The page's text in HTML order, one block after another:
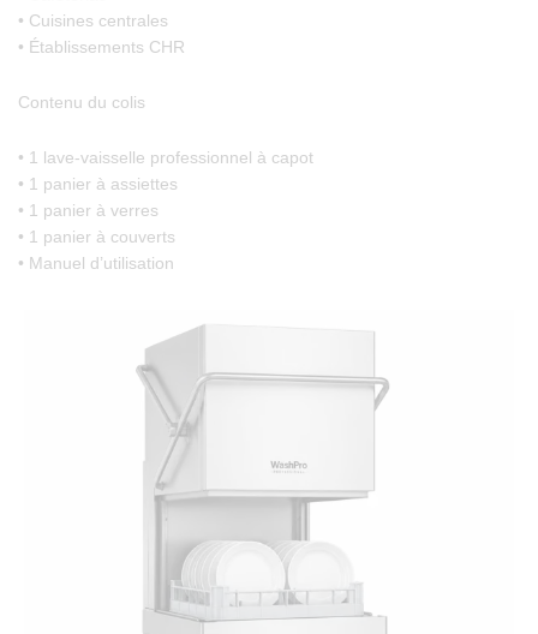
• Cuisines centrales
• Établissements CHR
Contenu du colis
• 1 lave-vaisselle professionnel à capot
• 1 panier à assiettes
• 1 panier à verres
• 1 panier à couverts
• Manuel d’utilisation